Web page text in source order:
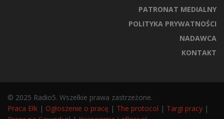
PATRONAT MEDIALNY
POLITYKA PRYWATNOŚCI
NADAWCA
KONTAKT
© 2025 Radio5. Wszelkie prawa zastrzeżone.
Praca Ełk | Ogłoszenie o pracę | The protocol | Targi pracy |